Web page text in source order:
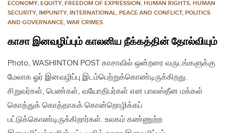
ECONOMY, EQUITY, FREEDOM OF EXPRESSION, HUMAN RIGHTS, HUMAN
SECURITY, IMPUNITY, INTERNATIONAL, PEACE AND CONFLICT, POLITICS
AND GOVERNANCE, WAR CRIMES
காசா இனவழிப்பும் காலனிய நீக்கத்தின் தோல்வியும்
Photo, WASHINTON POST காசாவில் ஒன்றரை வருடங்களுக்கு
மேலாக ஓர் இனவழிப்பு இடம்பெற்றுக்கொண்டிருக்கிறது.
சிறுவர்கள், பெண்கள், வயோதிபர்கள் என பாலஸ்தீன மக்கள்
கொத்துக் கொத்தாகக் கொன்றொழிக்கப்
பட்டுக்கொண்டிருக்கிறார்கள். உலகம் கண்ணுற்ற